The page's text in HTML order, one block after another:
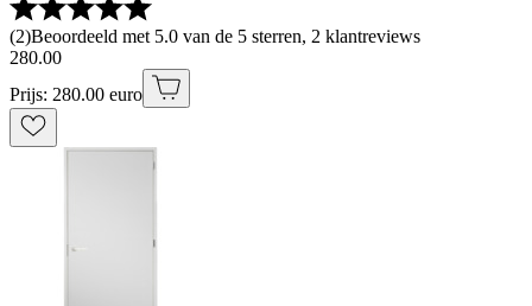
(2)Beoordeeld met 5.0 van de 5 sterren, 2 klantreviews
280.00
Prijs: 280.00 euro